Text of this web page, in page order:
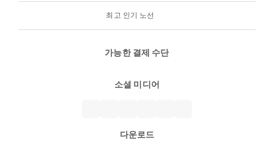
최고 인기 노선
가능한 결제 수단
소셜 미디어
다운로드